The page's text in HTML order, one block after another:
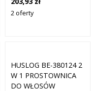
JASNORÓŻOWYM
ROZMIAR: ONESIZE
2 oferty
HUSLOG BE-380124 2
W 1 PROSTOWNICA
DO WŁOSÓW